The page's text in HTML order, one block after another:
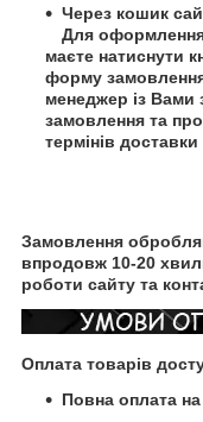
Через кошик
Для
маєте натиснути
форму
менеджер із Вами
замовлення та
термінів
Замовлення
впродовж 10-20
роботи сайту та
Оплата товарів
Повна оплата